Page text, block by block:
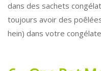
dans des sachets
toujours avoir des
hein) dans votre